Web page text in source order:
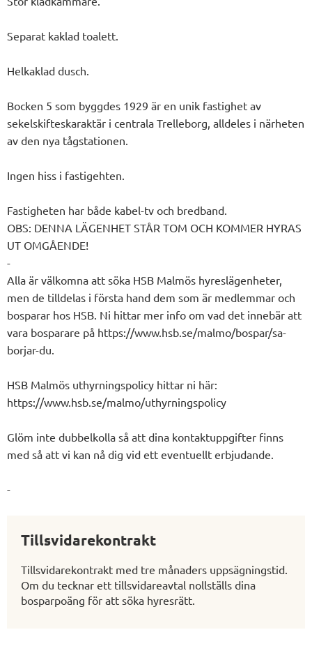
Separat kaklad toalett.
Helkaklad dusch.
Bocken 5 som byggdes 1929 är en unik fastighet av
sekelskifteskaraktär i centrala Trelleborg, alldeles i närheten
av den nya tågstationen.
Ingen hiss i fastigehten.
Fastigheten har både kabel-tv och bredband.
OBS: DENNA LÄGENHET STÅR TOM OCH KOMMER HYRAS
UT OMGÅENDE!
-
Alla är välkomna att söka HSB Malmös hyreslägenheter,
men de tilldelas i första hand dem som är medlemmar och
bosparar hos HSB. Ni hittar mer info om vad det innebär att
vara bosparare på https://www.hsb.se/malmo/bospar/sa-
borjar-du.
HSB Malmös uthyrningspolicy hittar ni här:
https://www.hsb.se/malmo/uthyrningspolicy
Glöm inte dubbelkolla så att dina kontaktuppgifter finns
med så att vi kan nå dig vid ett eventuellt erbjudande.
-
Tillsvidarekontrakt
Tillsvidarekontrakt med tre månaders uppsägningstid.
Om du tecknar ett tillsvidareavtal nollställs dina
bosparpoäng för att söka hyresrätt.